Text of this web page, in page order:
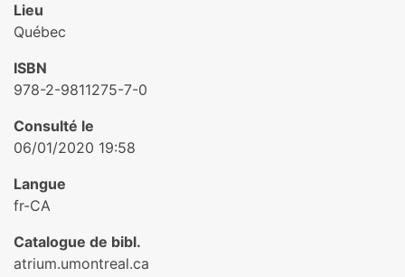
Lieu
Québec
ISBN
978-2-9811275-7-0
Consulté le
06/01/2020 19:58
Langue
fr-CA
Catalogue de bibl.
atrium.umontreal.ca